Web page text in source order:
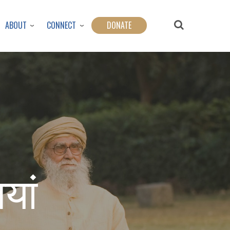
ABOUT CONNECT DONATE